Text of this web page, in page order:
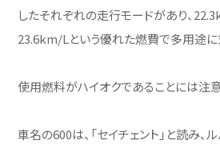
したそれぞれの走行モードがあり、
23.6km/Lという優れた燃費で多用途に
使用燃料がハイオクであることには注意
車名の600は、「セイチェント」と読み、